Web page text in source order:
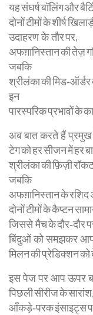
यह संघर्ष बॉलिंग और
दोनों टीमों के शीर्ष
उदाहरण के तौर पर,
अफग़ानिस्तान की तेज़
जबकि
श्रीलंका की
इन
पारस्परिक प्रभावों के
अब बात करते हैं प्रमुख
टेग को हर सीजन में हर
श्रीलंका की फ़िज़ी
जबकि
अफग़ानिस्तान के रशिद
दोनों टीमों के कैप्टन
जिससे मैच के दौर‑दौर
बिंदुओं को समझकर
मिलन की प्रेडिक्शन
इस पेज पर आप ऊपर
पिछली सीरीज के
आँकड़े‑परक इंसाइट्स